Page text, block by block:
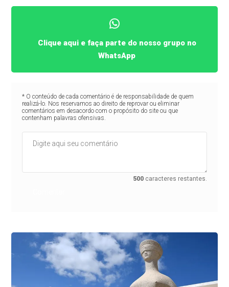
Clique aqui e faça parte do nosso grupo no
WhatsApp
* O conteúdo de cada comentário é de responsabilidade de quem
realizá-lo. Nos reservamos ao direito de reprovar ou eliminar
comentários em desacordo com o propósito do site ou que
contenham palavras ofensivas.
500 caracteres restantes.